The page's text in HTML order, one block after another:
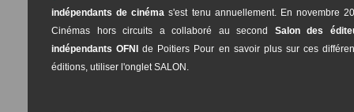
indépendants de cinéma s'est tenu annuellement. En novembre
Cinémas hors circuits a collaboré au second Salon des
indépendants OFNI
de Poitiers Pour en savoir plus sur ces
éditions, utiliser l'onglet SALON.